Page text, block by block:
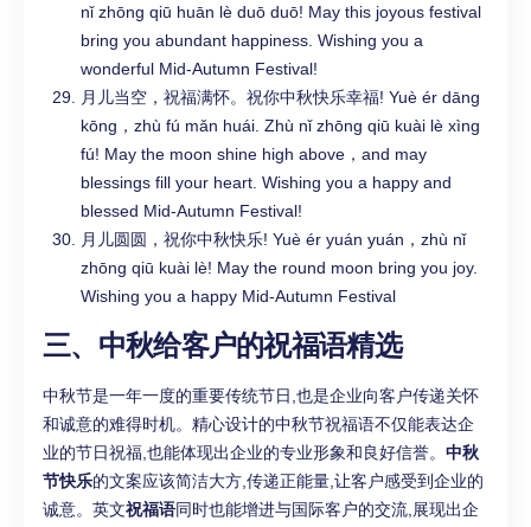
nǐ zhōng qiū huān lè duō duō! May this joyous festival
bring you abundant happiness. Wishing you a
wonderful Mid-Autumn Festival!
月儿当空，祝福满怀。祝你中秋快乐幸福! Yuè ér dāng
kōng，zhù fú mǎn huái. Zhù nǐ zhōng qiū kuài lè xìng
fú! May the moon shine high above，and may
blessings fill your heart. Wishing you a happy and
blessed Mid-Autumn Festival!
月儿圆圆，祝你中秋快乐! Yuè ér yuán yuán，zhù nǐ
zhōng qiū kuài lè! May the round moon bring you joy.
Wishing you a happy Mid-Autumn Festival
三、中秋给客户的祝福语精选
中秋节是一年一度的重要传统节日,也是企业向客户传递关怀
和诚意的难得时机。精心设计的中秋节祝福语不仅能表达企
业的节日祝福,也能体现出企业的专业形象和良好信誉。 中秋
节快乐的文案应该简洁大方,传递正能量,让客户感受到企业的
诚意。英文祝福语同时也能增进与国际客户的交流,展现出企